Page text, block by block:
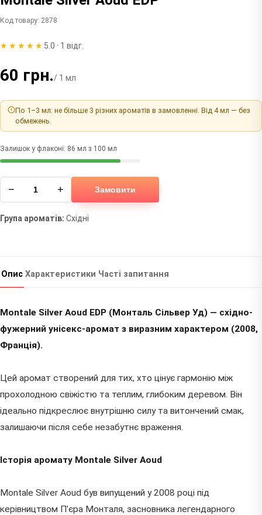
Код товару: 2878
★★★★★ 5.0 · 1 відг.
60 грн./ 1 мл
По 1–3 мл: не більше 3 різних ароматів в замовленні. Від 4 мл — без
обмежень.
Залишок у флаконі: 86 мл з 100 мл
− + Замовити
Група ароматів: Східні
Опис Характеристики Часті запитання
Montale Silver Aoud EDP (Монталь Сільвер Уд) — східно-
фужерний унісекс-аромат з виразним характером (2008,
Франція).
Цей аромат створений для тих, хто цінує гармонію між
прохолодною свіжістю та теплим, глибоким деревом. Він
ідеально підкреслює внутрішню силу та витончений смак,
залишаючи після себе незабутнє враження.
Історія аромату Montale Silver Aoud
Montale Silver Aoud був випущений у 2008 році під
керівництвом П'єра Монталя, засновника легендарного